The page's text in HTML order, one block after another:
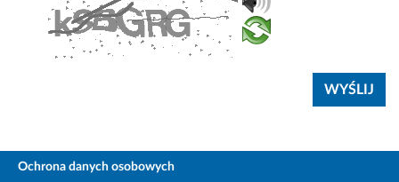
Ochrona danych osobowych